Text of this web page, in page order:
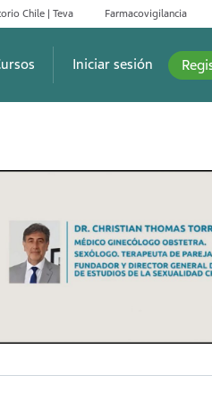
Chile | Teva Farmacovigilancia
Iniciar sesión